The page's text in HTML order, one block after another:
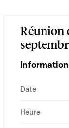
Réunion
Date
Heure